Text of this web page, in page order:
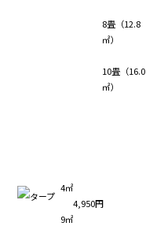
8畳（12.8
㎡）
10畳（16.0
㎡）
4㎡
4,950円
9㎡